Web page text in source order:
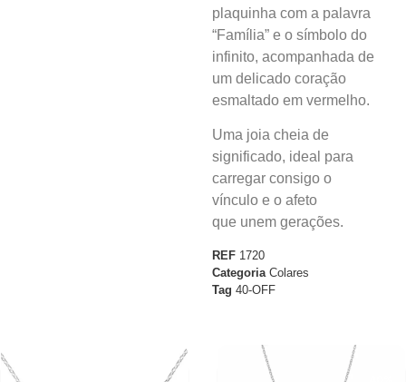
plaquinha com a palavra
“Família” e o símbolo do
infinito, acompanhada de
um delicado coração
esmaltado em vermelho.
Uma joia cheia de
significado, ideal para
carregar consigo o
vínculo e o afeto
que unem gerações.
REF 1720
Categoria Colares
Tag 40-OFF